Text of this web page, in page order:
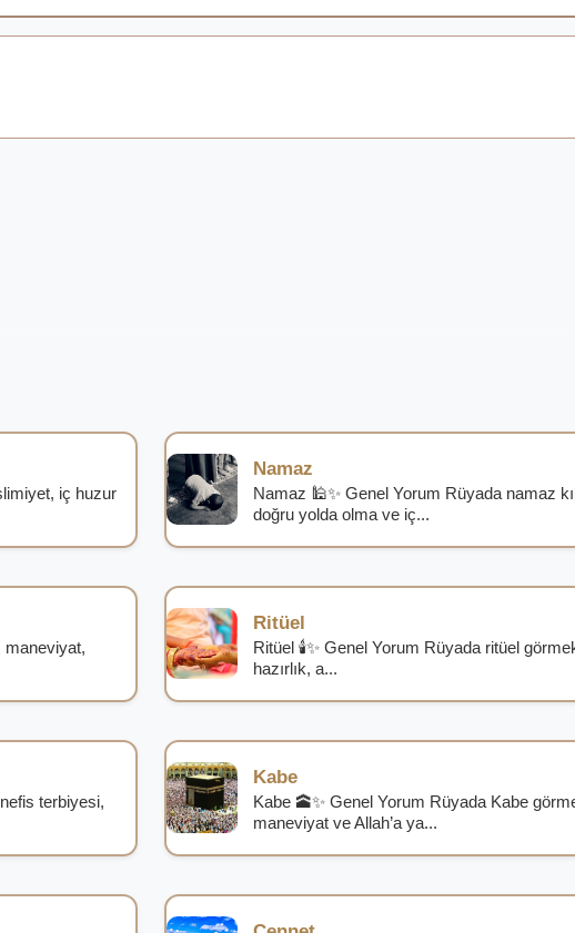
iç huzur
Namaz
Namaz 🕌✨ Genel Yorum Rüyada namaz
doğru yolda olma ve iç...
maneviyat,
Ritüel
Ritüel 🕯️✨ Genel Yorum Rüyada ritüel
hazırlık, a...
terbiyesi,
Kabe
Kabe 🕋✨ Genel Yorum Rüyada Kabe
maneviyat ve Allah’a ya...